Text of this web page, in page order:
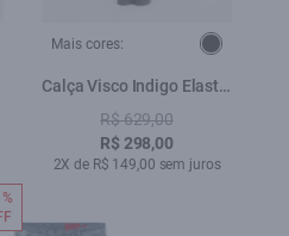
Mais cores:
Calça Visco Indigo Elastic
Wide Leg Lav. Escuro C/
Matiz
R$ 629,00
R$ 298,00
2X de R$ 149,00 sem juros